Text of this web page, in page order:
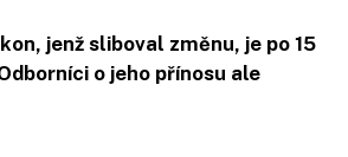
jenž sliboval změnu, je po 15
o jeho přínosu ale